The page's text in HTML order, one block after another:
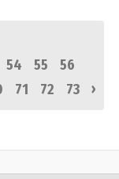
54 55
56
71 72 73 ›